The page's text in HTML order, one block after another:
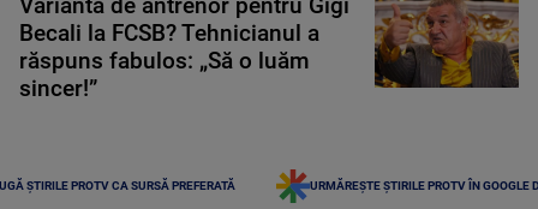
Variantă de antrenor pentru Gigi
Becali la FCSB? Tehnicianul a
răspuns fabulos: „Să o luăm
sincer!”
ȘTIRILE PROTV CA SURSĂ PREFERATĂ URMĂREȘTE ȘTIRILE PROTV ÎN GOOGLE